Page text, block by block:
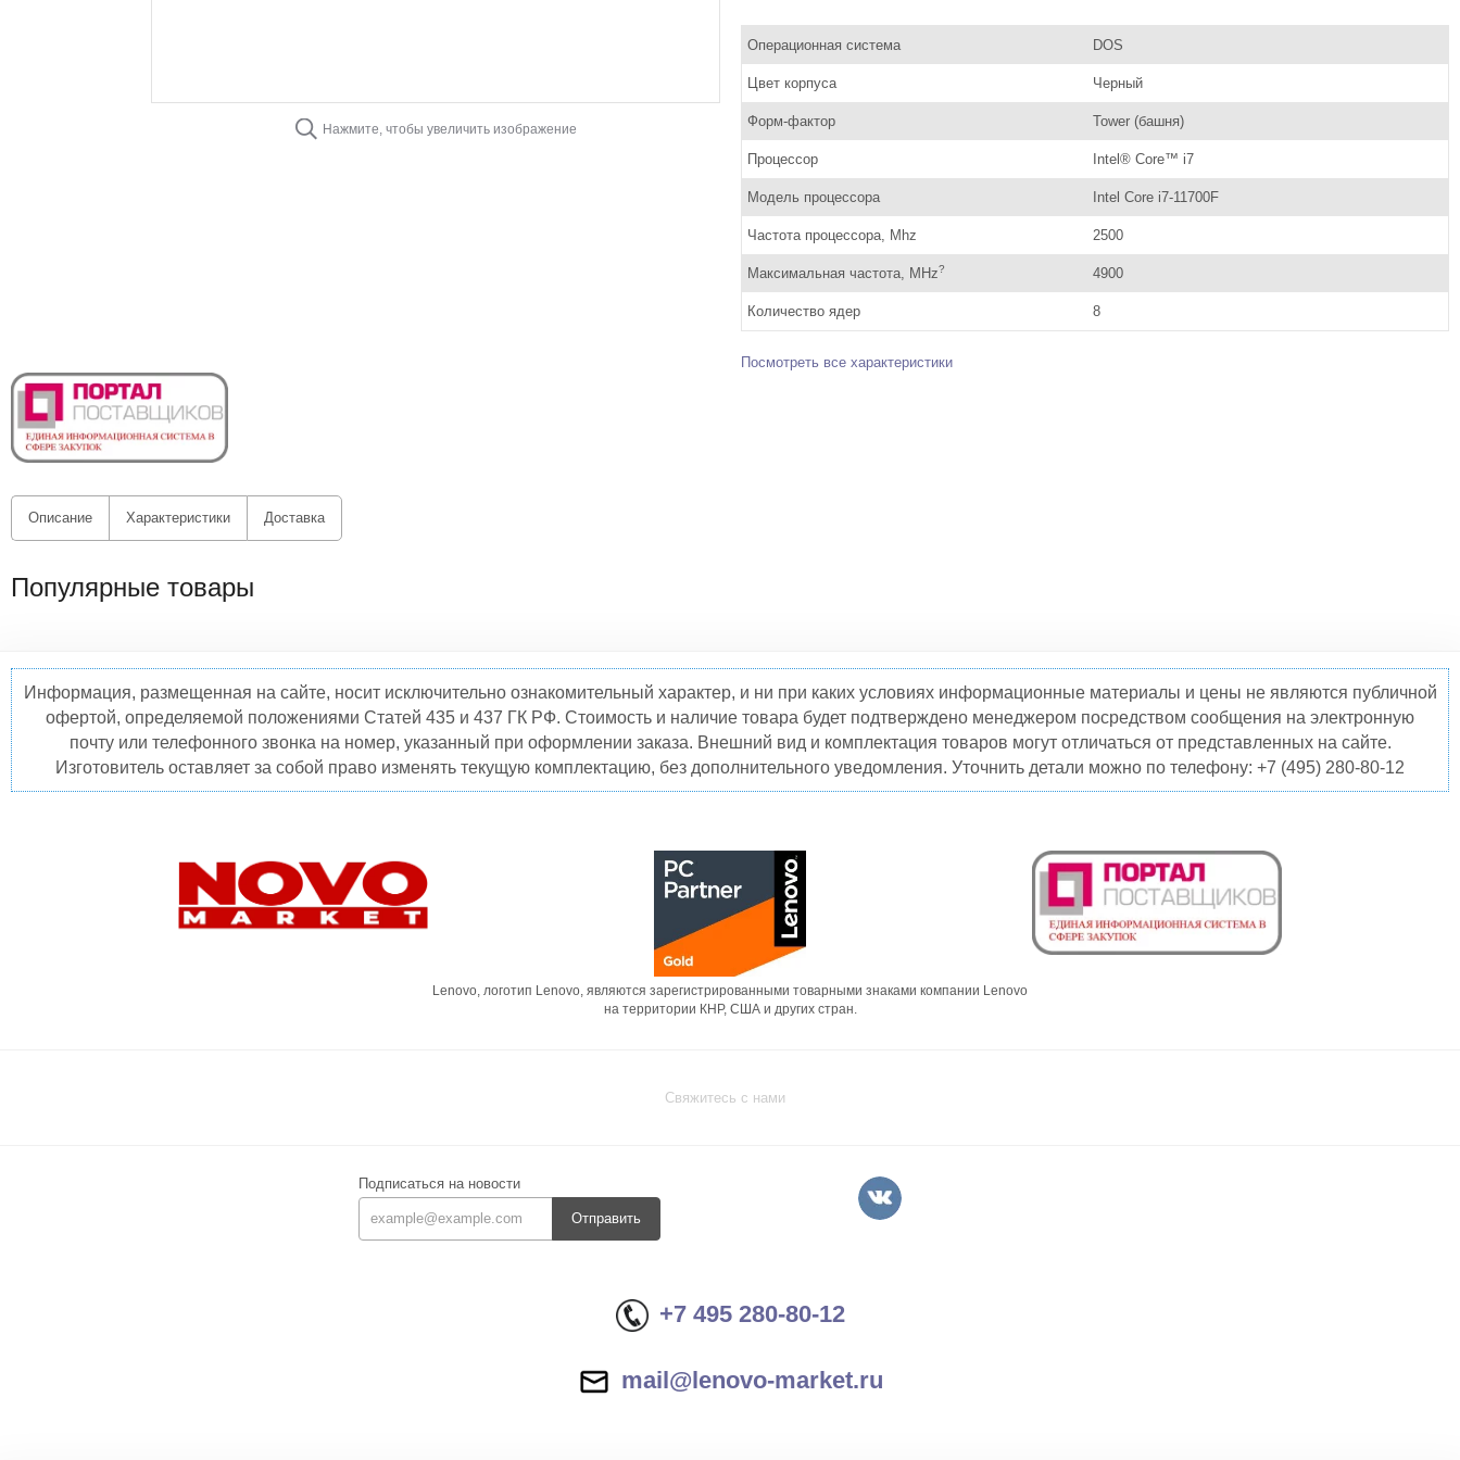
Нажмите, чтобы увеличить изображение
Операционная система DOS
Цвет корпуса Черный
Форм-фактор Tower (башня)
Процессор Intel® Core™ i7
Модель процессора Intel Core i7-11700F
Частота процессора, Mhz 2500
Максимальная частота, MHz? 4900
Количество ядер 8
Посмотреть все характеристики
Описание Характеристики Доставка
Популярные товары
Информация, размещенная на сайте, носит исключительно ознакомительный характер, и ни при каких условиях информационные материалы и цены не являются публичной
офертой, определяемой положениями Статей 435 и 437 ГК РФ. Стоимость и наличие товара будет подтверждено менеджером посредством сообщения на электронную
почту или телефонного звонка на номер, указанный при оформлении заказа. Внешний вид и комплектация товаров могут отличаться от представленных на сайте.
Изготовитель оставляет за собой право изменять текущую комплектацию, без дополнительного уведомления. Уточнить детали можно по телефону: +7 (495) 280-80-12
Lenovo, логотип Lenovo, являются зарегистрированными товарными знаками компании Lenovo
на территории КНР, США и других стран.
Свяжитесь с нами
Подписаться на новости
Отправить
+7 495 280-80-12
mail@lenovo-market.ru